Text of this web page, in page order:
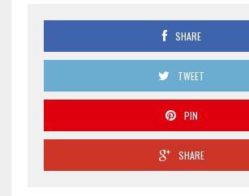
SHARE
TWEET
PIN
SHARE